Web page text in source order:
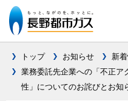
ガス料金について
トップ お知らせ
新
業務委託先企業への「不正ア
性」についてのお詫びとお知